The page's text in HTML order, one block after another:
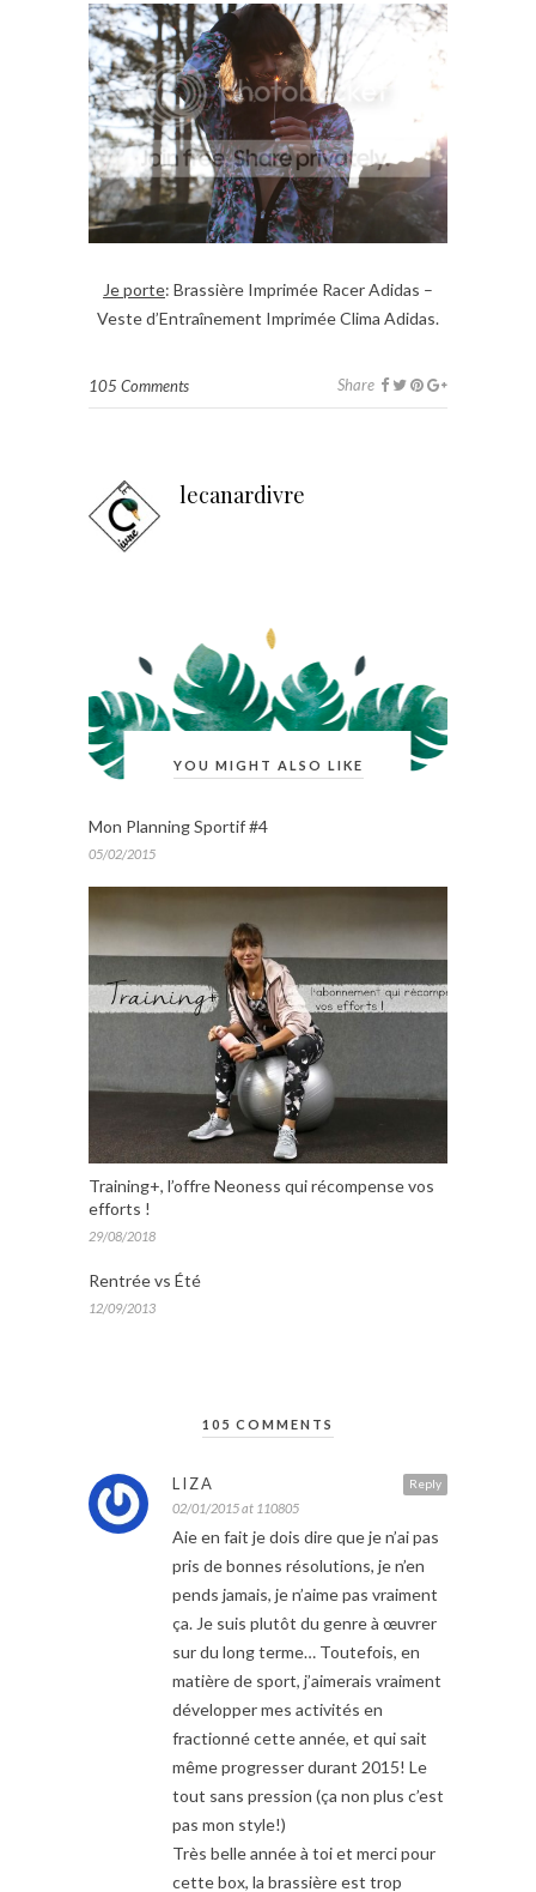
Je porte: Brassière Imprimée Racer Adidas –
Veste d’Entraînement Imprimée Clima Adidas.
105 Comments Share
lecanardivre
YOU MIGHT ALSO LIKE
Mon Planning Sportif #4
05/02/2015
Training+, l’offre Neoness qui récompense vos
efforts !
29/08/2018
Rentrée vs Été
12/09/2013
105 COMMENTS
Reply
LIZA
02/01/2015 at 110805
Aie en fait je dois dire que je n’ai pas
pris de bonnes résolutions, je n’en
pends jamais, je n’aime pas vraiment
ça. Je suis plutôt du genre à œuvrer
sur du long terme… Toutefois, en
matière de sport, j’aimerais vraiment
développer mes activités en
fractionné cette année, et qui sait
même progresser durant 2015! Le
tout sans pression (ça non plus c’est
pas mon style!)
Très belle année à toi et merci pour
cette box, la brassière est trop